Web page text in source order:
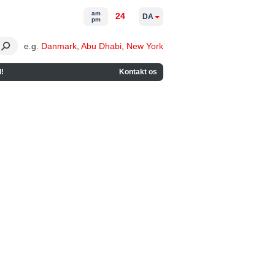
e.g. Danmark Abu Dhabi New York
Kontakt os
am
pm
24 DA